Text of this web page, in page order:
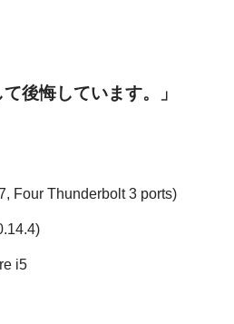
後悔しています。」
Four Thunderbolt 3 ports)
i5